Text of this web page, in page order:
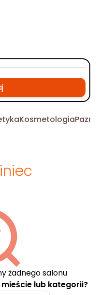
Kosmetologia
żadnego salonu
lub kategorii?